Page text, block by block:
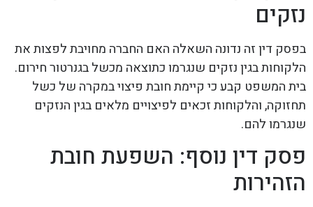
נזקים
בפסק דין זה נדונה השאלה האם החברה מחויבת לפצות את
הלקוחות בגין נזקים שנגרמו כתוצאה מכשל בגנרטור חירום.
בית המשפט קבע כי קיימת חובת פיצוי במקרה של כשל
תחזוקה, והלקוחות זכאים לפיצויים מלאים בגין הנזקים
שנגרמו להם.
פסק דין נוסף: השפעת חובת
הזהירות